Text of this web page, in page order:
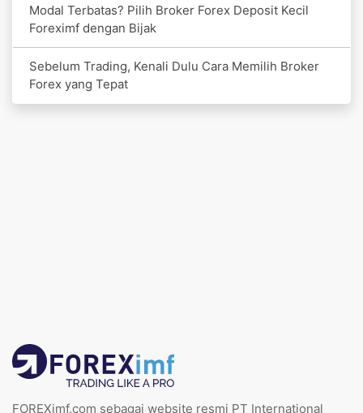
Modal Terbatas? Pilih Broker Forex Deposit Kecil
Foreximf dengan Bijak
Sebelum Trading, Kenali Dulu Cara Memilih Broker
Forex yang Tepat
FOREXimf.com sebagai website resmi PT International